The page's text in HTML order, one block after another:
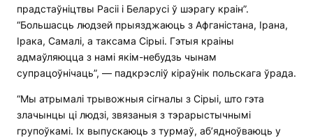
прадстаўніцтвы Расіі і Беларусі ў шэрагу краін”.
“Большасць людзей прыязджаюць з Афганістана, Ірана,
Ірака, Самалі, а таксама Сірыі. Гэтыя краіны
адмаўляюцца з намі якім-небудзь чынам
супрацоўнічаць”, — падкрэсліў кіраўнік польскага ўрада.
“Мы атрымалі трывожныя сігналы з Сірыі, што гэта
злачынцы ці людзі, звязаныя з тэрарыстычнымі
групоўкамі. Іх выпускаюць з турмаў, аб’ядноўваюць у